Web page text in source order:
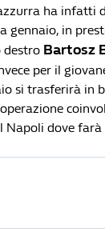
ha infatti
gennaio, in
destro Bartosz
per il
si trasferirà in
Napoli dove